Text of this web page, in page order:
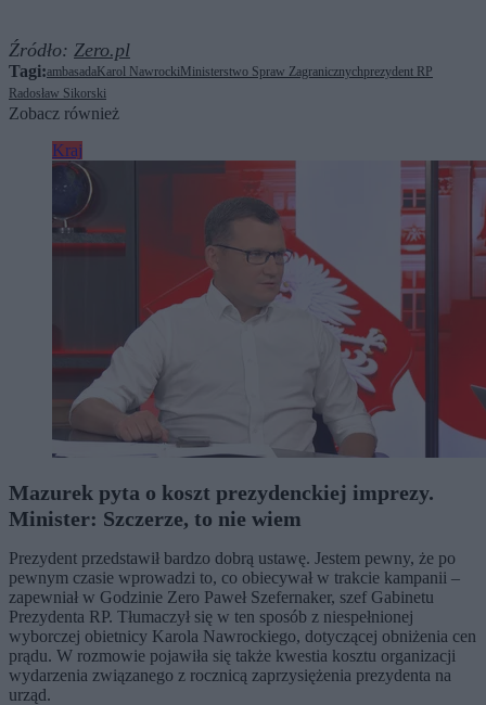
Źródło: Zero.pl
Tagi:ambasada Karol NawrockiMinisterstwo Spraw Zagranicznychprezydent RP
Radosław Sikorski
Zobacz również
Kraj
Mazurek pyta o koszt prezydenckiej imprezy.
Minister: Szczerze, to nie wiem
Prezydent przedstawił bardzo dobrą ustawę. Jestem pewny, że po
pewnym czasie wprowadzi to, co obiecywał w trakcie kampanii –
zapewniał w Godzinie Zero Paweł Szefernaker, szef Gabinetu
Prezydenta RP. Tłumaczył się w ten sposób z niespełnionej
wyborczej obietnicy Karola Nawrockiego, dotyczącej obniżenia cen
prądu. W rozmowie pojawiła się także kwestia kosztu organizacji
wydarzenia związanego z rocznicą zaprzysiężenia prezydenta na
urząd.